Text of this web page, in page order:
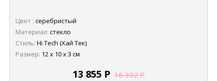
Цвет : серебристый
Материал: стекло
Стиль: Hi Tech (Хай Тек)
Размер: 12 х 10 х 3 см
13 855 Р 16 302Р